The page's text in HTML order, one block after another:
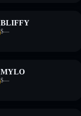
BLIFFY
$—
MYLO
$—